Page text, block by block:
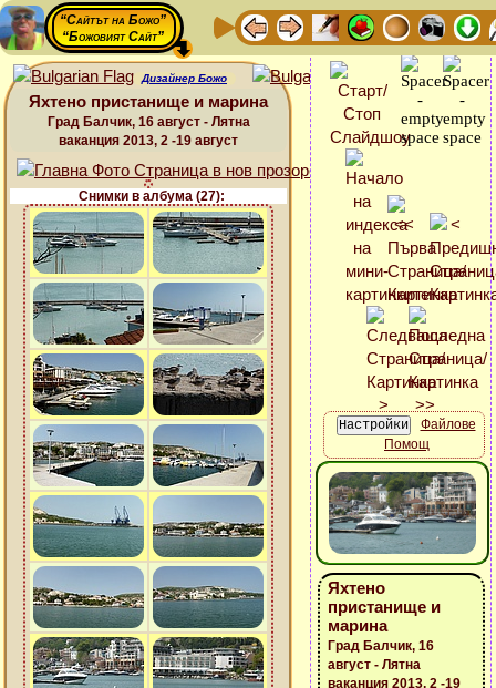
“Сайтът на Божо”
“Божовият Сайт”
Дизайнер Божо
Яхтено пристанище и марина
Град Балчик, 16 август - Лятна
ваканция 2013, 2 -19 август
Снимки в албума (27):
Файлове
Помощ
Яхтено
пристанище и
марина
Град Балчик, 16
август - Лятна
ваканция 2013, 2 -19